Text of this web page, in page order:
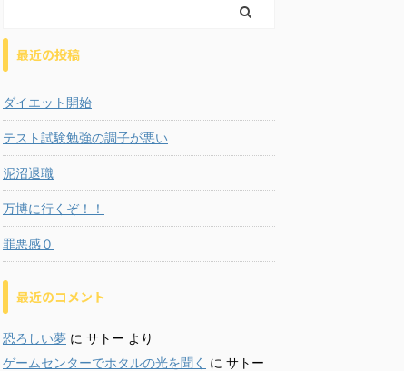
最近の投稿
ダイエット開始
テスト試験勉強の調子が悪い
泥沼退職
万博に行くぞ！！
罪悪感０
最近のコメント
恐ろしい夢 に サトー より
ゲームセンターでホタルの光を聞く に サトー